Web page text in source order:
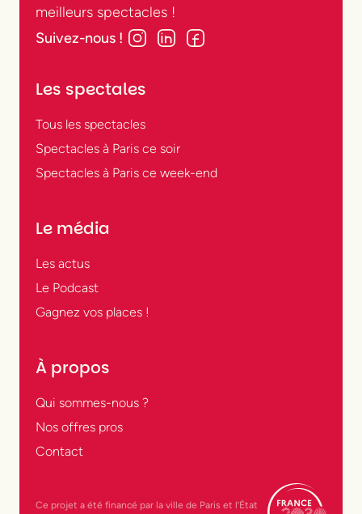
meilleurs spectacles !
Suivez-nous !
Les spectales
Tous les spectacles
Spectacles à Paris ce soir
Spectacles à Paris ce week-end
Le média
Les actus
Le Podcast
Gagnez vos places !
À propos
Qui sommes-nous ?
Nos offres pros
Contact
Ce projet a été financé par la ville de Paris et l’État